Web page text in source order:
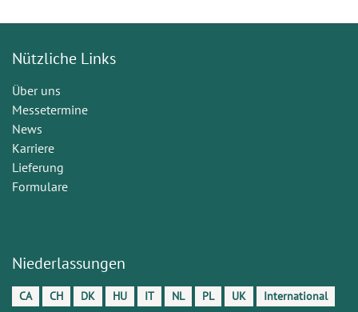
Nützliche Links
Über uns
Messetermine
News
Karriere
Lieferung
Formulare
Niederlassungen
CA CH DK HU IT NL PL UK International